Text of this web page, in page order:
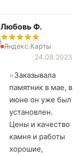
Любовь Ф.
Яндекс.Карты
24.08.2023
Заказывала
памятник в мае, в
июне он уже был
установлен.
Цены и качество
камня и работы
хорошие,